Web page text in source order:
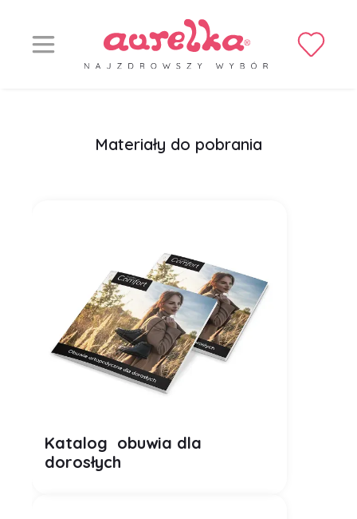
Materiały do pobrania
Katalog obuwia dla
dorosłych